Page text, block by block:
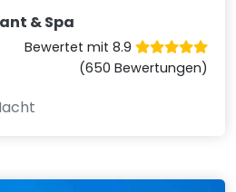
& Spa
Bewertet mit 8.9
(650 Bewertungen)